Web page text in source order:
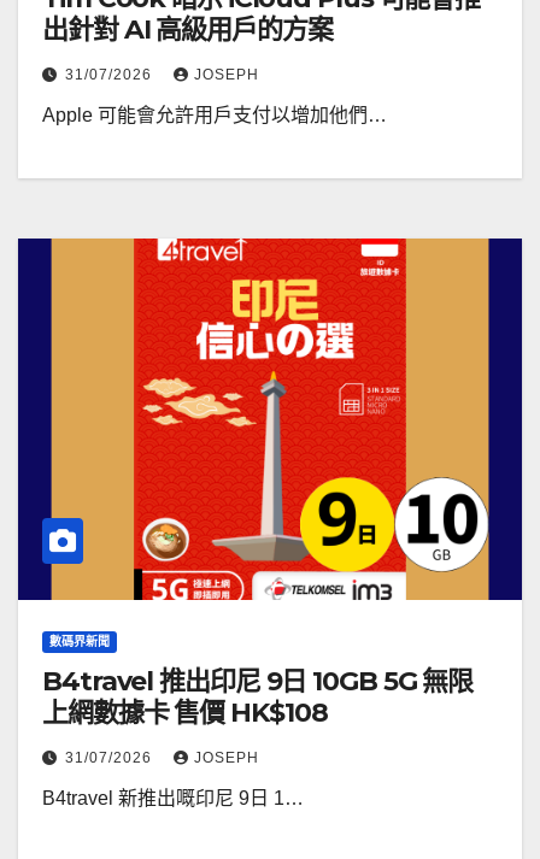
出針對 AI 高級用戶的方案
31/07/2026 JOSEPH
Apple 可能會允許用戶支付以增加他們…
數碼界新聞
B4travel 推出印尼 9日 10GB 5G 無限
上網數據卡 售價 HK$108
31/07/2026 JOSEPH
B4travel 新推出嘅印尼 9日 1…